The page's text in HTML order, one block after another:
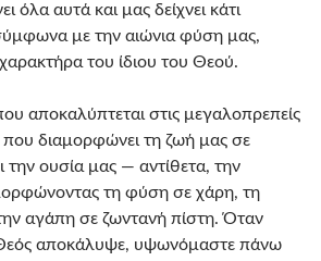
όλα αυτά και μας δείχνει κάτι
με την αιώνια φύση μας,
του ίδιου του Θεού.
αποκαλύπτεται στις μεγαλοπρεπείς
που διαμορφώνει τη ζωή μας σε
την ουσία μας — αντίθετα, την
τη φύση σε χάρη, τη
αγάπη σε ζωντανή πίστη. Όταν
αποκάλυψε, υψωνόμαστε πάνω